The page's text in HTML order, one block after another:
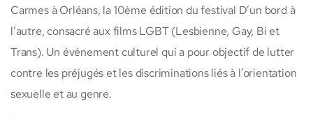
Carmes à Orléans, la 10ème édition du festival D’un bord à
l’autre, consacré aux films LGBT (Lesbienne, Gay, Bi et
Trans). Un événement culturel qui a pour objectif de lutter
contre les préjugés et les discriminations liés à l’orientation
sexuelle et au genre.